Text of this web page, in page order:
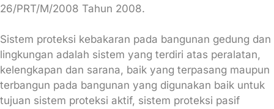
26/PRT/M/2008 Tahun 2008.
Sistem proteksi kebakaran pada bangunan gedung dan
lingkungan adalah sistem yang terdiri atas peralatan,
kelengkapan dan sarana, baik yang terpasang maupun
terbangun pada bangunan yang digunakan baik untuk
tujuan sistem proteksi aktif, sistem proteksi pasif